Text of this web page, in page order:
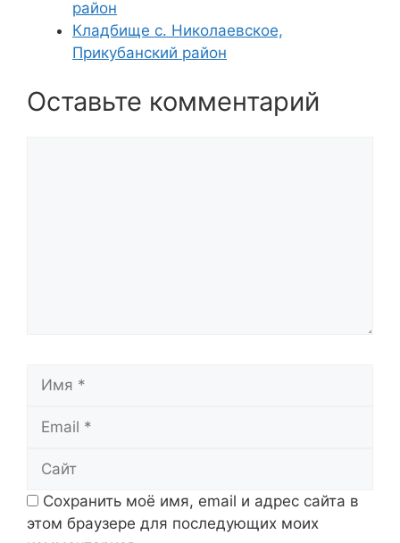
район
Кладбище с. Николаевское,
Прикубанский район
Оставьте комментарий
Сохранить моё имя, email и адрес сайта в
этом браузере для последующих моих